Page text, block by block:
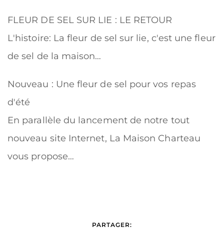
FLEUR DE SEL SUR LIE : LE RETOUR
L'histoire: La fleur de sel sur lie, c'est une fleur
de sel de la maison…
Nouveau : Une fleur de sel pour vos repas
d'été
En parallèle du lancement de notre tout
nouveau site Internet, La Maison Charteau
vous propose…
PARTAGER: